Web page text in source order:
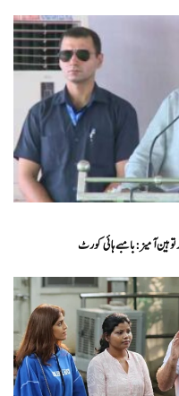
آمیز:بامبے ہائی کورٹ